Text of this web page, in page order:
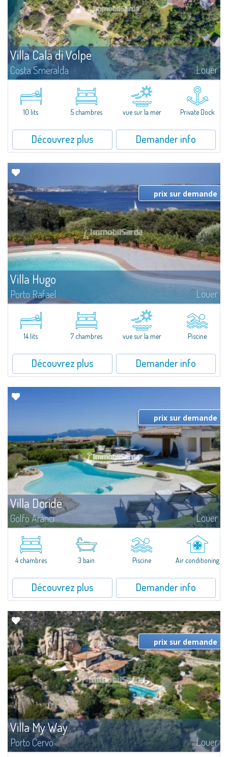
Villa Cala di Volpe
Costa Smeralda Louer
Magnifique villa sur la mer à Cala di Volpe, l'un des paysages les plus
suggestifs de la Costa Smeralda. Nichée dans un magnifique jardin de
6.000 m² environ, avec la plage à deux pas, jetée pour amarrage...
10 lits 5 chambres vue sur la mer Private Dock
Découvrez plus Demander info
Villa Hugo
Porto Rafael Louer
Dans la pittoresque Porto Rafael, se dresse cette splendide propriété à
l'extraordinaire vue mer. Au cœur d'un merveilleux jardin de 5000 m² ,
Villa Hugo se...
prix sur demande
14 lits 7 chambres vue sur la mer Piscine
Découvrez plus Demander info
Villa Doride
Golfo Aranci Louer
​Extraordinary semi-detached villa located in a private gated community a
few minutes from Golfo Aranci, and with extraordinary views ranging from
the Island of Tavolara to the entire Gulf. The high-level...
prix sur demande
4 chambres 3 bain Piscine Air conditioning
Découvrez plus Demander info
Villa My Way
Porto Cervo Louer
prix sur demande